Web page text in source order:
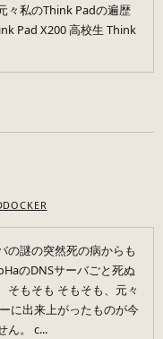
々私のThink Padの遍歴
Pad X200 高校生 Think
DOCKER
の謎の突然死の病からも
のDNSサーバごと死ぬ
そもそも そもそも、元々
に出来上がったものが今
ん。 c...